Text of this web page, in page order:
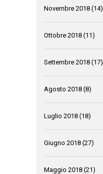
Novembre 2018 (14)
Ottobre 2018 (11)
Settembre 2018 (17)
Agosto 2018 (8)
Luglio 2018 (18)
Giugno 2018 (27)
Maggio 2018 (21)